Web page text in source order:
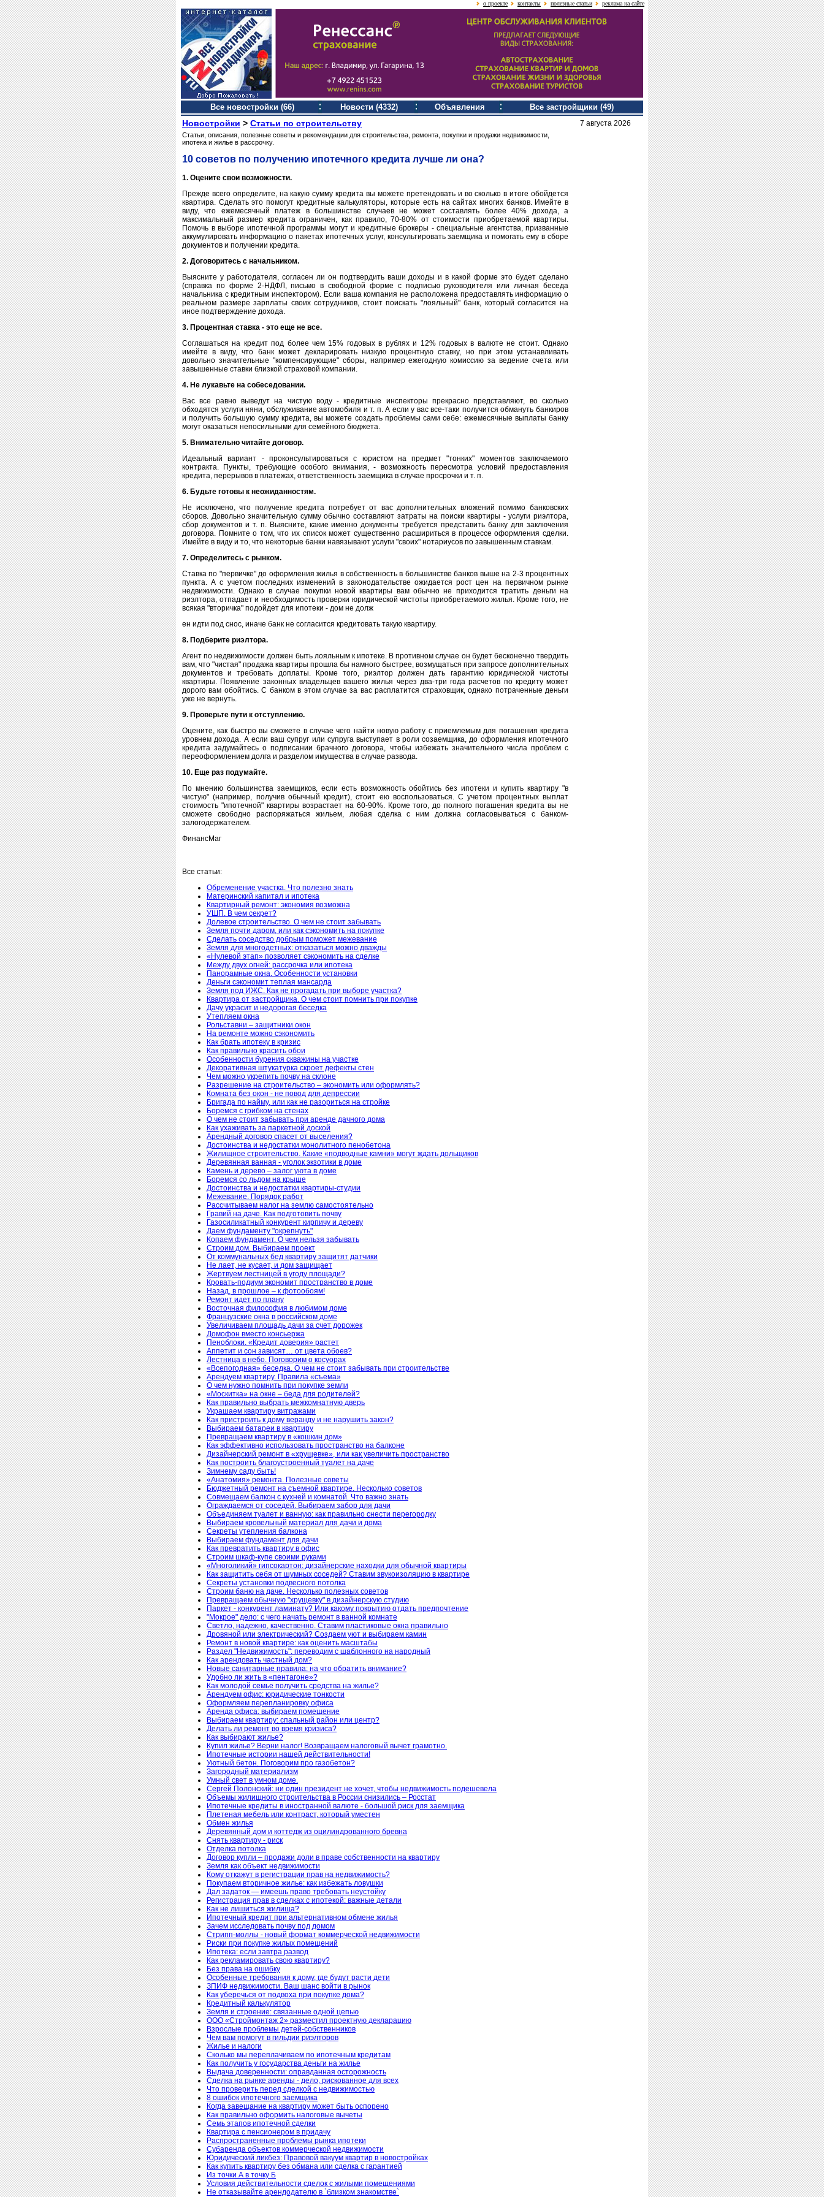
о проекте контакты полезные статьи реклама на сайте
Все новостройки (66) Новости (4332) Объявления Все застройщики (49)
Новостройки > Статьи по строительству 7 августа 2026
Статьи, описания, полезные советы и рекомендации для строительства, ремонта, покупки и продажи недвижимости,
ипотека и жилье в рассрочку.
10 советов по получению ипотечного кредита лучше ли она?
1. Оцените свои возможности.
Прежде всего определите, на какую сумму кредита вы можете претендовать и во сколько в итоге обойдется
квартира. Сделать это помогут кредитные калькуляторы, которые есть на сайтах многих банков. Имейте в
виду, что ежемесячный платеж в большинстве случаев не может составлять более 40% дохода, а
максимальный размер кредита ограничен, как правило, 70-80% от стоимости приобретаемой квартиры.
Помочь в выборе ипотечной программы могут и кредитные брокеры - специальные агентства, призванные
аккумулировать информацию о пакетах ипотечных услуг, консультировать заемщика и помогать ему в сборе
документов и получении кредита.
2. Договоритесь с начальником.
Выясните у работодателя, согласен ли он подтвердить ваши доходы и в какой форме это будет сделано
(справка по форме 2-НДФЛ, письмо в свободной форме с подписью руководителя или личная беседа
начальника с кредитным инспектором). Если ваша компания не расположена предоставлять информацию о
реальном размере зарплаты своих сотрудников, стоит поискать "лояльный" банк, который согласится на
иное подтверждение дохода.
3. Процентная ставка - это еще не все.
Соглашаться на кредит под более чем 15% годовых в рублях и 12% годовых в валюте не стоит. Однако
имейте в виду, что банк может декларировать низкую процентную ставку, но при этом устанавливать
довольно значительные "компенсирующие" сборы, например ежегодную комиссию за ведение счета или
завышенные ставки близкой страховой компании.
4. Не лукавьте на собеседовании.
Вас все равно выведут на чистую воду - кредитные инспекторы прекрасно представляют, во сколько
обходятся услуги няни, обслуживание автомобиля и т. п. А если у вас все-таки получится обмануть банкиров
и получить большую сумму кредита, вы можете создать проблемы сами себе: ежемесячные выплаты банку
могут оказаться непосильными для семейного бюджета.
5. Внимательно читайте договор.
Идеальный вариант - проконсультироваться с юристом на предмет "тонких" моментов заключаемого
контракта. Пункты, требующие особого внимания, - возможность пересмотра условий предоставления
кредита, перерывов в платежах, ответственность заемщика в случае просрочки и т. п.
6. Будьте готовы к неожиданностям.
Не исключено, что получение кредита потребует от вас дополнительных вложений помимо банковских
сборов. Довольно значительную сумму обычно составляют затраты на поиски квартиры - услуги риэлтора,
сбор документов и т. п. Выясните, какие именно документы требуется представить банку для заключения
договора. Помните о том, что их список может существенно расшириться в процессе оформления сделки.
Имейте в виду и то, что некоторые банки навязывают услуги "своих" нотариусов по завышенным ставкам.
7. Определитесь с рынком.
Ставка по "первичке" до оформления жилья в собственность в большинстве банков выше на 2-3 процентных
пункта. А с учетом последних изменений в законодательстве ожидается рост цен на первичном рынке
недвижимости. Однако в случае покупки новой квартиры вам обычно не приходится тратить деньги на
риэлтора, отпадает и необходимость проверки юридической чистоты приобретаемого жилья. Кроме того, не
всякая "вторичка" подойдет для ипотеки - дом не долж
ен идти под снос, иначе банк не согласится кредитовать такую квартиру.
8. Подберите риэлтора.
Агент по недвижимости должен быть лояльным к ипотеке. В противном случае он будет бесконечно твердить
вам, что "чистая" продажа квартиры прошла бы намного быстрее, возмущаться при запросе дополнительных
документов и требовать доплаты. Кроме того, риэлтор должен дать гарантию юридической чистоты
квартиры. Появление законных владельцев вашего жилья через два-три года расчетов по кредиту может
дорого вам обойтись. С банком в этом случае за вас расплатится страховщик, однако потраченные деньги
уже не вернуть.
9. Проверьте пути к отступлению.
Оцените, как быстро вы сможете в случае чего найти новую работу с приемлемым для погашения кредита
уровнем дохода. А если ваш супруг или супруга выступает в роли созаемщика, до оформления ипотечного
кредита задумайтесь о подписании брачного договора, чтобы избежать значительного числа проблем с
переоформлением долга и разделом имущества в случае развода.
10. Еще раз подумайте.
По мнению большинства заемщиков, если есть возможность обойтись без ипотеки и купить квартиру "в
чистую" (например, получив обычный кредит), стоит ею воспользоваться. С учетом процентных выплат
стоимость "ипотечной" квартиры возрастает на 60-90%. Кроме того, до полного погашения кредита вы не
сможете свободно распоряжаться жильем, любая сделка с ним должна согласовываться с банком-
залогодержателем.
ФинансМаг
Все статьи:
Обременение участка. Что полезно знать
Материнский капитал и ипотека
Квартирный ремонт: экономия возможна
УШП. В чем секрет?
Долевое строительство. О чем не стоит забывать
Земля почти даром, или как сэкономить на покупке
Сделать соседство добрым поможет межевание
Земля для многодетных: отказаться можно дважды
«Нулевой этап» позволяет сэкономить на сделке
Между двух огней: рассрочка или ипотека
Панорамные окна. Особенности установки
Деньги сэкономит теплая мансарда
Земля под ИЖС. Как не прогадать при выборе участка?
Квартира от застройщика. О чем стоит помнить при покупке
Дачу украсит и недорогая беседка
Утепляем окна
Рольставни – защитники окон
На ремонте можно сэкономить
Как брать ипотеку в кризис
Как правильно красить обои
Особенности бурения скважины на участке
Декоративная штукатурка скроет дефекты стен
Чем можно укрепить почву на склоне
Разрешение на строительство – экономить или оформлять?
Комната без окон - не повод для депрессии
Бригада по найму, или как не разориться на стройке
Боремся с грибком на стенах
О чем не стоит забывать при аренде дачного дома
Как ухаживать за паркетной доской
Арендный договор спасет от выселения?
Достоинства и недостатки монолитного пенобетона
Жилищное строительство. Какие «подводные камни» могут ждать дольщиков
Деревянная ванная - уголок экзотики в доме
Камень и дерево – залог уюта в доме
Боремся со льдом на крыше
Достоинства и недостатки квартиры-студии
Межевание. Порядок работ
Рассчитываем налог на землю самостоятельно
Гравий на даче. Как подготовить почву
Газосиликатный конкурент кирпичу и дереву
Даем фундаменту "окрепнуть"
Копаем фундамент. О чем нельзя забывать
Строим дом. Выбираем проект
От коммунальных бед квартиру защитят датчики
Не лает, не кусает, и дом защищает
Жертвуем лестницей в угоду площади?
Кровать-подиум экономит пространство в доме
Назад, в прошлое – к фотообоям!
Ремонт идет по плану
Восточная философия в любимом доме
Французские окна в российском доме
Увеличиваем площадь дачи за счет дорожек
Домофон вместо консьержа
Пеноблоки. «Кредит доверия» растет
Аппетит и сон зависят… от цвета обоев?
Лестница в небо. Поговорим о косуорах
«Всепогодная» беседка. О чем не стоит забывать при строительстве
Арендуем квартиру. Правила «съема»
О чем нужно помнить при покупке земли
«Москитка» на окне – беда для родителей?
Как правильно выбрать межкомнатную дверь
Украшаем квартиру витражами
Как пристроить к дому веранду и не нарушить закон?
Выбираем батареи в квартиру
Превращаем квартиру в «кошкин дом»
Как эффективно использовать пространство на балконе
Дизайнерский ремонт в «хрущевке», или как увеличить пространство
Как построить благоустроенный туалет на даче
Зимнему саду быть!
«Анатомия» ремонта. Полезные советы
Бюджетный ремонт на съемной квартире. Несколько советов
Совмещаем балкон с кухней и комнатой. Что важно знать
Ограждаемся от соседей. Выбираем забор для дачи
Объединяем туалет и ванную: как правильно снести перегородку
Выбираем кровельный материал для дачи и дома
Секреты утепления балкона
Выбираем фундамент для дачи
Как превратить квартиру в офис
Строим шкаф-купе своими руками
«Многоликий» гипсокартон: дизайнерские находки для обычной квартиры
Как защитить себя от шумных соседей? Ставим звукоизоляцию в квартире
Секреты установки подвесного потолка
Строим баню на даче. Несколько полезных советов
Превращаем обычную "хрущевку" в дизайнерскую студию
Паркет - конкурент ламинату? Или какому покрытию отдать предпочтение
"Мокрое" дело: с чего начать ремонт в ванной комнате
Светло, надежно, качественно. Ставим пластиковые окна правильно
Дровяной или электрический? Создаем уют и выбираем камин
Ремонт в новой квартире: как оценить масштабы
Раздел "Недвижимость": переводим с шаблонного на народный
Как арендовать частный дом?
Новые санитарные правила: на что обратить внимание?
Удобно ли жить в «пентагоне»?
Как молодой семье получить средства на жилье?
Арендуем офис: юридические тонкости
Оформляем перепланировку офиса
Аренда офиса: выбираем помещение
Выбираем квартиру: спальный район или центр?
Делать ли ремонт во время кризиса?
Как выбирают жилье?
Купил жилье? Верни налог! Возвращаем налоговый вычет грамотно.
Ипотечные истории нашей действительности!
Уютный бетон. Поговорим про газобетон?
Загородный материализм
Умный свет в умном доме.
Сергей Полонский: ни один президент не хочет, чтобы недвижимость подешевела
Объемы жилищного строительства в России снизились – Росстат
Ипотечные кредиты в иностранной валюте - большой риск для заемщика
Плетеная мебель или контраст, который уместен
Обмен жилья
Деревянный дом и коттедж из оцилиндрованного бревна
Снять квартиру - риск
Отделка потолка
Договор купли – продажи доли в праве собственности на квартиру
Земля как объект недвижимости
Кому откажут в регистрации прав на недвижимость?
Покупаем вторичное жилье: как избежать ловушки
Дал задаток — имеешь право требовать неустойку
Регистрация прав в сделках с ипотекой: важные детали
Как не лишиться жилища?
Ипотечный кредит при альтернативном обмене жилья
Зачем исследовать почву под домом
Стрипп-моллы - новый формат коммерческой недвижимости
Риски при покупке жилых помещений
Ипотека: если завтра развод
Как рекламировать свою квартиру?
Без права на ошибку
Особенные требования к дому, где будут расти дети
ЗПИФ недвижимости. Ваш шанс войти в рынок
Как уберечься от подвоха при покупке дома?
Кредитный калькулятор
Земля и строение: связанные одной цепью
ООО «Строймонтаж 2» разместил проектную декларацию
Взрослые проблемы детей-собственников
Чем вам помогут в гильдии риэлторов
Жилье и налоги
Сколько мы переплачиваем по ипотечным кредитам
Как получить у государства деньги на жилье
Выдача доверенности: оправданная осторожность
Сделка на рынке аренды - дело, рискованное для всех
Что проверить перед сделкой с недвижимостью
8 ошибок ипотечного заемщика
Когда завещание на квартиру может быть оспорено
Как правильно оформить налоговые вычеты
Семь этапов ипотечной сделки
Квартира с пенсионером в придачу
Распространенные проблемы рынка ипотеки
Субаренда объектов коммерческой недвижимости
Юридический ликбез: Правовой вакуум квартир в новостройках
Как купить квартиру без обмана или сделка с гарантией
Из точки А в точку Б
Условия действительности сделок с жилыми помещениями
Не отказывайте арендодателю в `близком знакомстве`